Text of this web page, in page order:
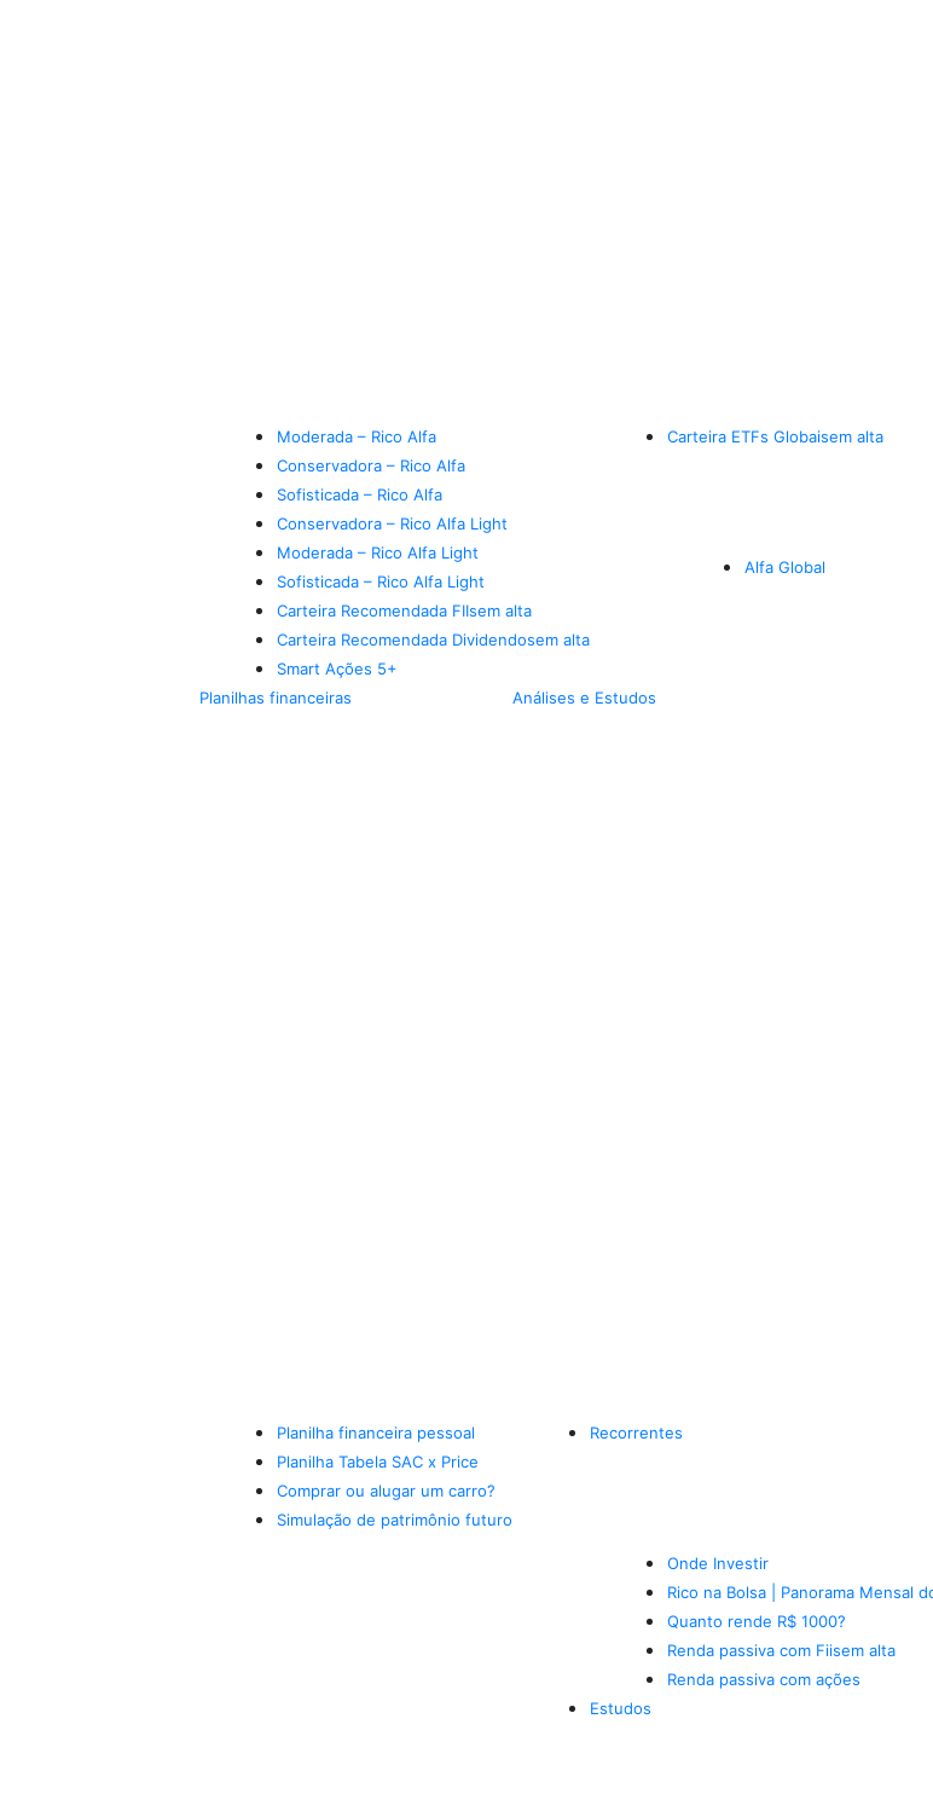
Moderada – Rico Alfa
Conservadora – Rico Alfa
Sofisticada – Rico Alfa
Conservadora – Rico Alfa Light
Moderada – Rico Alfa Light
Sofisticada – Rico Alfa Light
Carteira Recomendada FIIsem alta
Carteira Recomendada Dividendosem alta
Smart Ações 5+
Carteira ETFs Globaisem alta
Alfa Global
Planilhas financeiras
Planilha financeira pessoal
Planilha Tabela SAC x Price
Comprar ou alugar um carro?
Simulação de patrimônio futuro
Análises e Estudos
Recorrentes
Onde Investir
Rico na Bolsa | Panorama Mensal
Quanto rende R$ 1000?
Renda passiva com Fiisem alta
Renda passiva com ações
Estudos